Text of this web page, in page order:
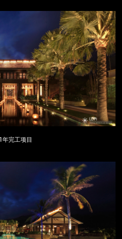
年完工项目